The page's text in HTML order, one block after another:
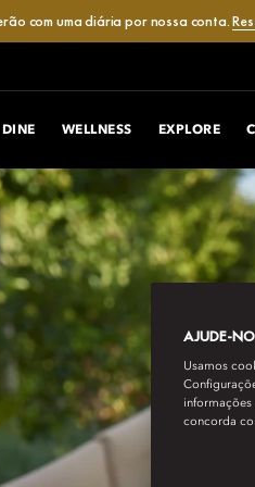
com uma diária por nossa conta.
DINE WELLNESS EXPLORE
AJUDE-
Usamos
informações
concorda